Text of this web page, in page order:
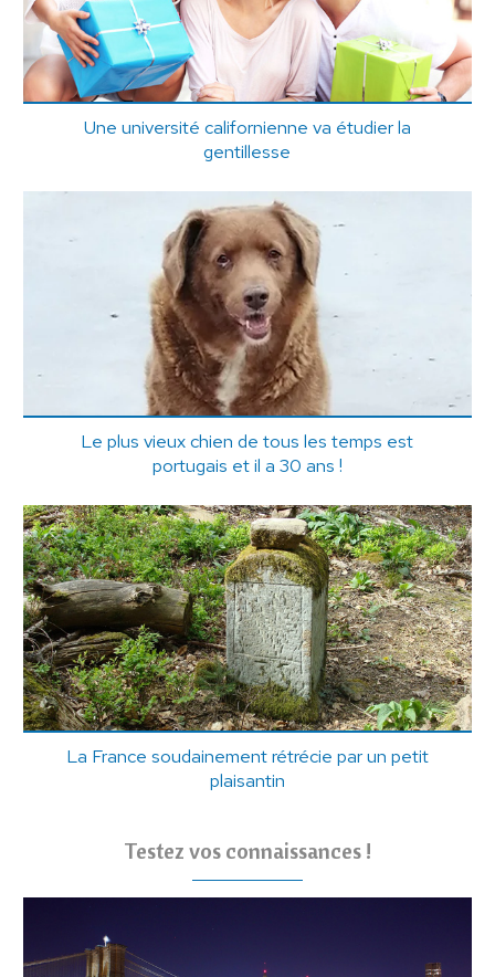
Une université californienne va étudier la
gentillesse
Le plus vieux chien de tous les temps est
portugais et il a 30 ans !
La France soudainement rétrécie par un petit
plaisantin
Testez vos connaissances !